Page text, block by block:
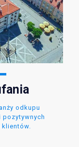
odkupu
pozytywnych